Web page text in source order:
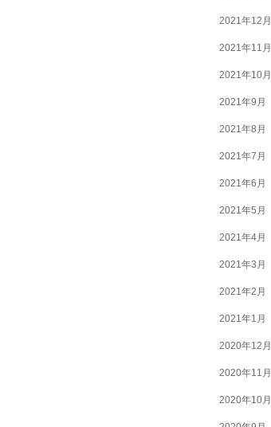
2021年12月
2021年11月
2021年10月
2021年9月
2021年8月
2021年7月
2021年6月
2021年5月
2021年4月
2021年3月
2021年2月
2021年1月
2020年12月
2020年11月
2020年10月